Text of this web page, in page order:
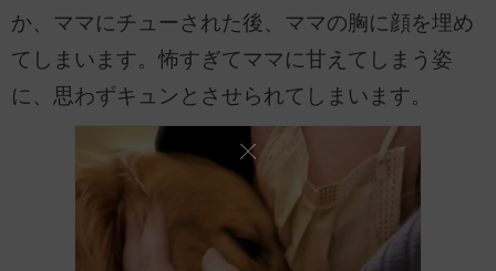
か、ママにチューされた後、ママの胸に顔を埋め
てしまいます。怖すぎてママに甘えてしまう姿
に、思わずキュンとさせられてしまいます。